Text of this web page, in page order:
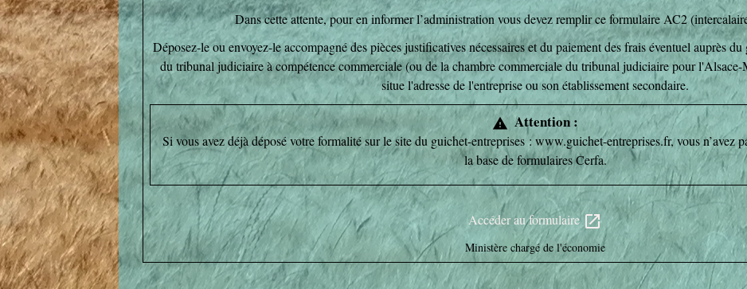
Dans cette attente, pour en informer l’administration vous devez remplir ce formulaire AC2
Déposez-le ou envoyez-le accompagné des pièces justificatives nécessaires et du paiement des frais éventuel auprès
du tribunal judiciaire à compétence commerciale (ou de la chambre commerciale du tribunal judiciaire pour l'Alsace-
situe l'adresse de l'entreprise ou son établissement secondaire.
warning Attention :
Si vous avez déjà déposé votre formalité sur le site du guichet-entreprises : www.guichet-entreprises.fr, vous n’avez
la base de formulaires Cerfa.
Accéder au formulaireopen_in_new
Ministère chargé de l'économie